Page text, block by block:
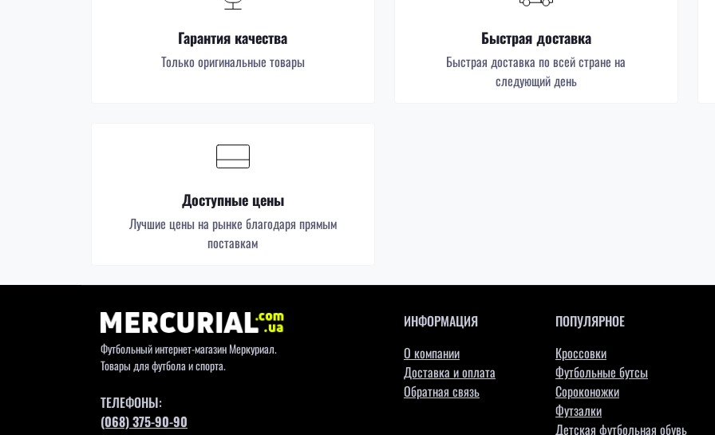
Гарантия качества
Только оригинальные товары
Быстрая доставка
Быстрая доставка по всей стране на
следующий день
Доступные цены
Лучшие цены на рынке благодаря прямым
поставкам
Футбольный интернет-магазин Меркуриал.
Товары для футбола и спорта.
ТЕЛЕФОНЫ:
(068) 375-90-90
ИНФОРМАЦИЯ
О компании
Доставка и оплата
Обратная связь
ПОПУЛЯРНОЕ
Кроссовки
Футбольные бутсы
Сороконожки
Футзалки
Детская футбольная обувь